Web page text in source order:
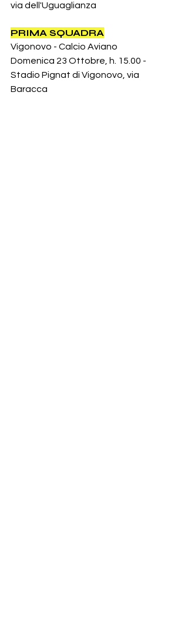
via dell'Uguaglianza
PRIMA SQUADRA
Vigonovo - Calcio Aviano
Domenica 23 Ottobre, h. 15.00 -
Stadio Pignat di Vigonovo, via
Baracca